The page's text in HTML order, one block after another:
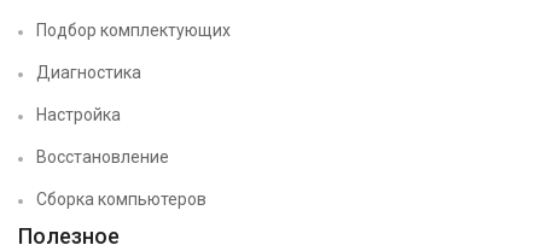
Подбор комплектующих
Диагностика
Настройка
Восстановление
Сборка компьютеров
Полезное